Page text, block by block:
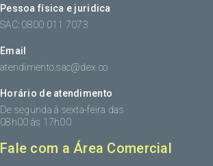
Pessoa física e juridica
SAC: 0800 011 7073
Email
atendimento.sac@dex.co
Horário de atendimento
De segunda à sexta-feira das
08h00 às 17h00
Fale com a Área Comercial